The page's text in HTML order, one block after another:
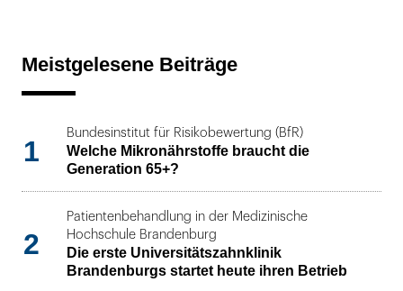
Meistgelesene Beiträge
1
Bundesinstitut für Risikobewertung (BfR)
Welche Mikronährstoffe braucht die
Generation 65+?
2
Patientenbehandlung in der Medizinische
Hochschule Brandenburg
Die erste Universitätszahnklinik
Brandenburgs startet heute ihren Betrieb